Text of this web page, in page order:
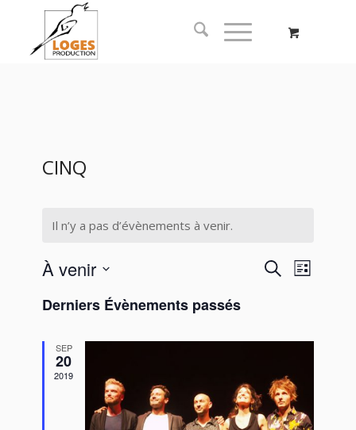
CINQ
Il n’y a pas d’évènements à venir.
de
Recherche
de
Liste
À venir
une
Derniers Évènements passés
SEP
20
2019